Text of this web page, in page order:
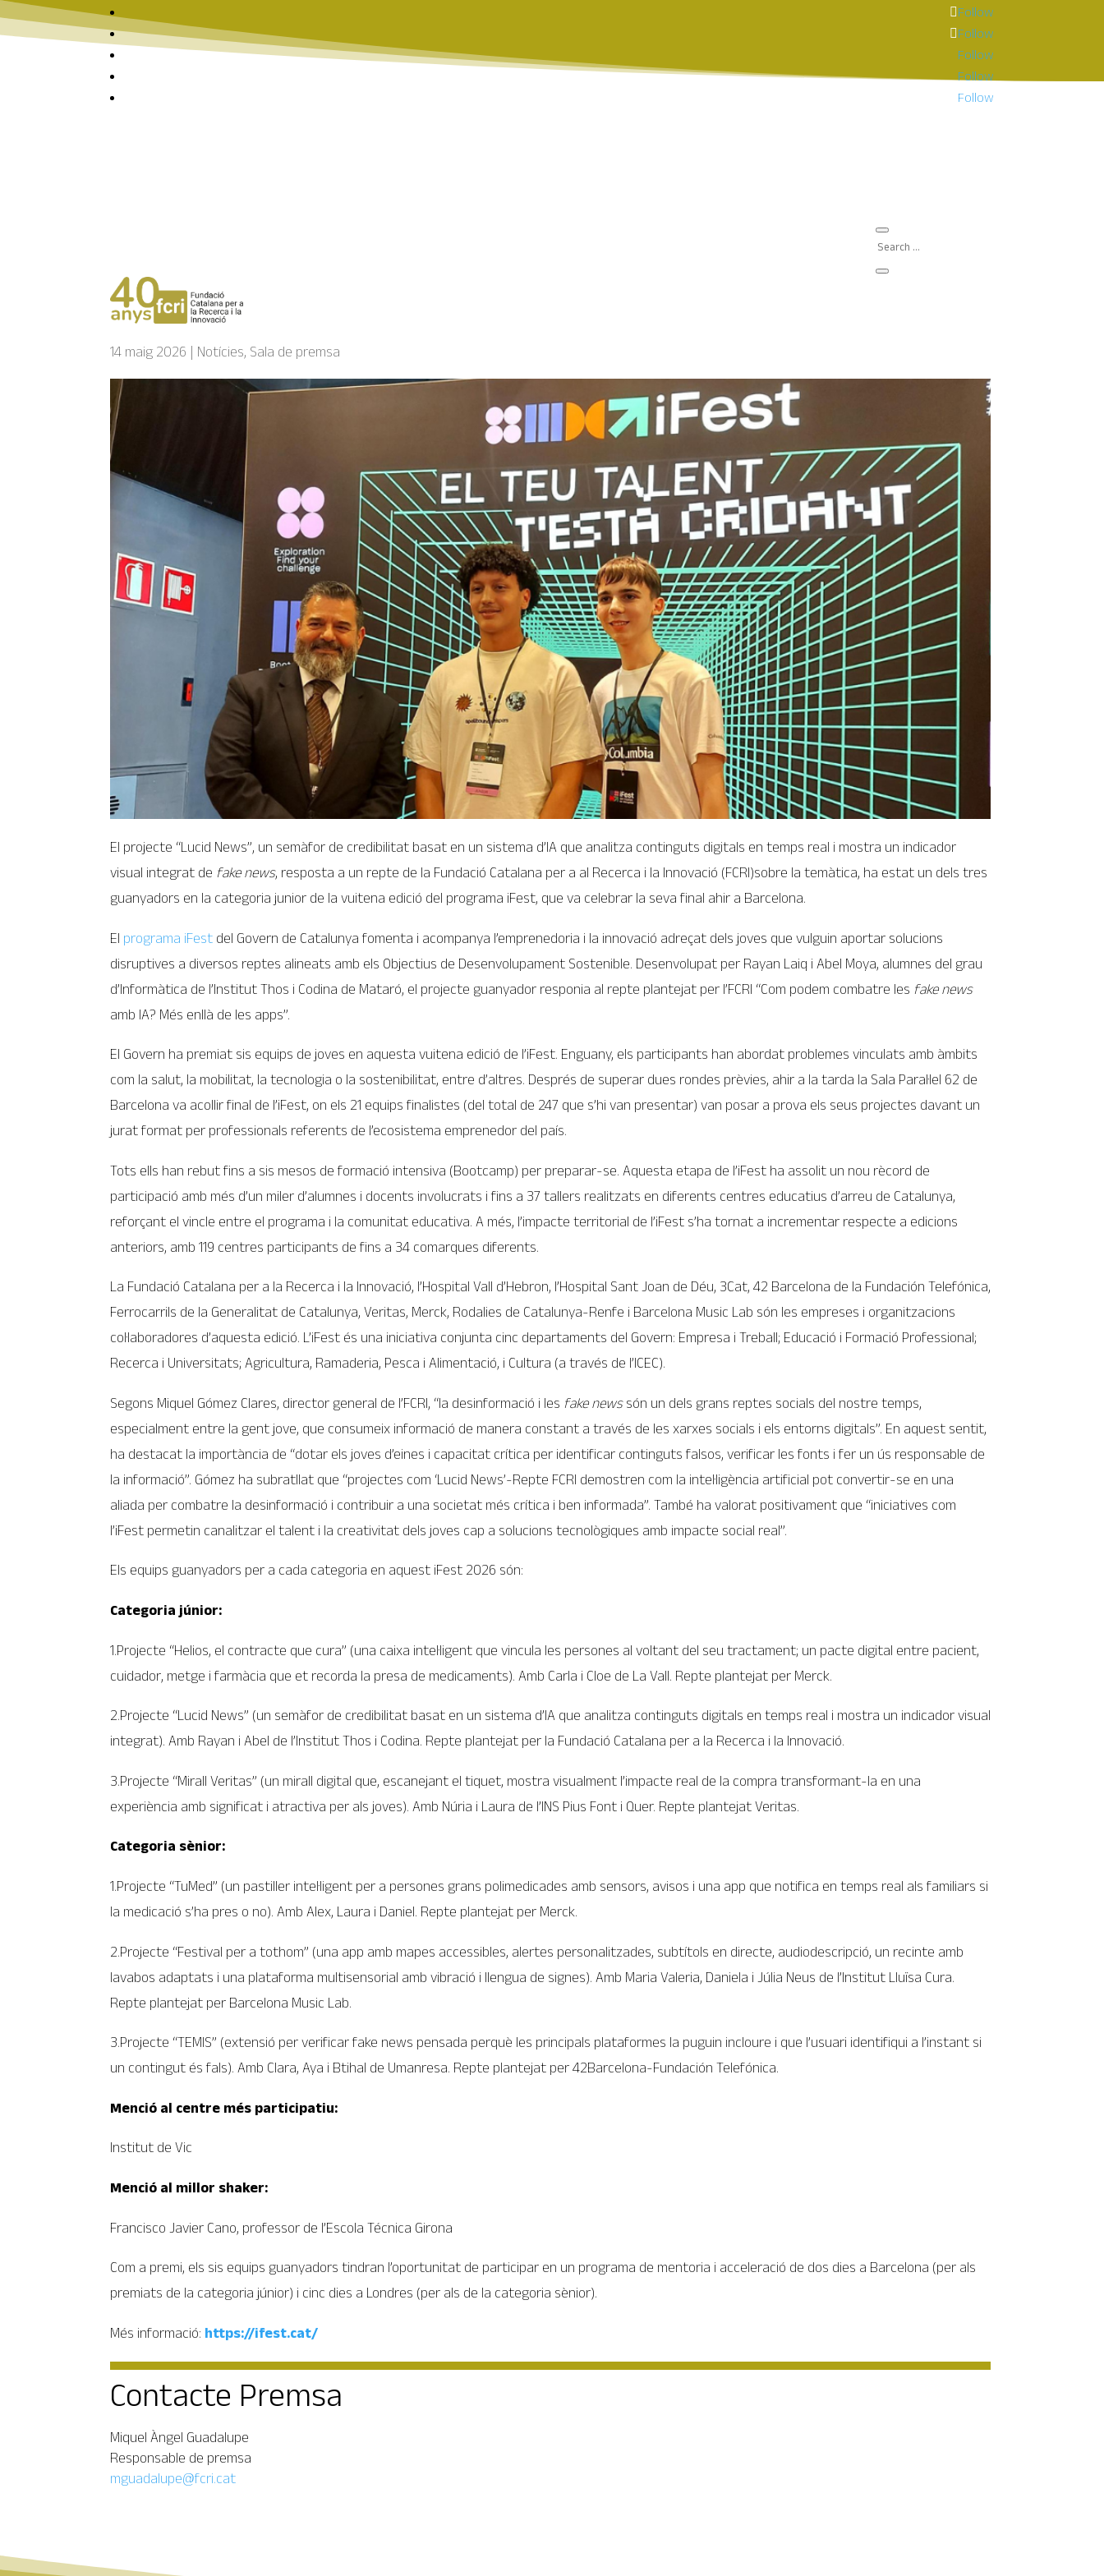
Follow
Follow
Follow
Follow
Follow
“Lucid News” – Repte FCRI, un model de detecció de notícies falses en temps real,
guanya l’iFest júnior
14 maig 2026 | Notícies, Sala de premsa
El projecte “Lucid News”, un semàfor de credibilitat basat en un sistema d’IA que analitza continguts digitals en temps real i mostra un indicador
visual integrat de fake news, resposta a un repte de la Fundació Catalana per a al Recerca i la Innovació (FCRI)sobre la temàtica, ha estat un dels tres
guanyadors en la categoria junior de la vuitena edició del programa iFest, que va celebrar la seva final ahir a Barcelona.
El programa iFest del Govern de Catalunya fomenta i acompanya l’emprenedoria i la innovació adreçat dels joves que vulguin aportar solucions
disruptives a diversos reptes alineats amb els Objectius de Desenvolupament Sostenible. Desenvolupat per Rayan Laiq i Abel Moya, alumnes del grau
d’Informàtica de l’Institut Thos i Codina de Mataró, el projecte guanyador responia al repte plantejat per l’FCRI “Com podem combatre les fake news
amb IA? Més enllà de les apps”.
El Govern ha premiat sis equips de joves en aquesta vuitena edició de l’iFest. Enguany, els participants han abordat problemes vinculats amb àmbits
com la salut, la mobilitat, la tecnologia o la sostenibilitat, entre d’altres. Després de superar dues rondes prèvies, ahir a la tarda la Sala Paral·lel 62 de
Barcelona va acollir final de l’iFest, on els 21 equips finalistes (del total de 247 que s’hi van presentar) van posar a prova els seus projectes davant un
jurat format per professionals referents de l’ecosistema emprenedor del país.
Tots ells han rebut fins a sis mesos de formació intensiva (Bootcamp) per preparar-se. Aquesta etapa de l’iFest ha assolit un nou rècord de
participació amb més d’un miler d’alumnes i docents involucrats i fins a 37 tallers realitzats en diferents centres educatius d’arreu de Catalunya,
reforçant el vincle entre el programa i la comunitat educativa. A més, l’impacte territorial de l’iFest s’ha tornat a incrementar respecte a edicions
anteriors, amb 119 centres participants de fins a 34 comarques diferents.
La Fundació Catalana per a la Recerca i la Innovació, l’Hospital Vall d’Hebron, l’Hospital Sant Joan de Déu, 3Cat, 42 Barcelona de la Fundación Telefónica,
Ferrocarrils de la Generalitat de Catalunya, Veritas, Merck, Rodalies de Catalunya-Renfe i Barcelona Music Lab són les empreses i organitzacions
col·laboradores d’aquesta edició. L’iFest és una iniciativa conjunta cinc departaments del Govern: Empresa i Treball; Educació i Formació Professional;
Recerca i Universitats; Agricultura, Ramaderia, Pesca i Alimentació, i Cultura (a través de l’ICEC).
Segons Miquel Gómez Clares, director general de l’FCRI, “la desinformació i les fake news són un dels grans reptes socials del nostre temps,
especialment entre la gent jove, que consumeix informació de manera constant a través de les xarxes socials i els entorns digitals”. En aquest sentit,
ha destacat la importància de “dotar els joves d’eines i capacitat crítica per identificar continguts falsos, verificar les fonts i fer un ús responsable de
la informació”. Gómez ha subratllat que “projectes com ‘Lucid News’-Repte FCRI demostren com la intel·ligència artificial pot convertir-se en una
aliada per combatre la desinformació i contribuir a una societat més crítica i ben informada”. També ha valorat positivament que “iniciatives com
l’iFest permetin canalitzar el talent i la creativitat dels joves cap a solucions tecnològiques amb impacte social real”.
Els equips guanyadors per a cada categoria en aquest iFest 2026 són:
Categoria júnior:
1.Projecte “Helios, el contracte que cura” (una caixa intel·ligent que vincula les persones al voltant del seu tractament; un pacte digital entre pacient,
cuidador, metge i farmàcia que et recorda la presa de medicaments). Amb Carla i Cloe de La Vall. Repte plantejat per Merck.
2.Projecte “Lucid News” (un semàfor de credibilitat basat en un sistema d’IA que analitza continguts digitals en temps real i mostra un indicador visual
integrat). Amb Rayan i Abel de l’Institut Thos i Codina. Repte plantejat per la Fundació Catalana per a la Recerca i la Innovació.
3.Projecte “Mirall Veritas” (un mirall digital que, escanejant el tiquet, mostra visualment l’impacte real de la compra transformant-la en una
experiència amb significat i atractiva per als joves). Amb Núria i Laura de l’INS Pius Font i Quer. Repte plantejat Veritas.
Categoria sènior:
1.Projecte “TuMed” (un pastiller intel·ligent per a persones grans polimedicades amb sensors, avisos i una app que notifica en temps real als familiars si
la medicació s’ha pres o no). Amb Alex, Laura i Daniel. Repte plantejat per Merck.
2.Projecte “Festival per a tothom” (una app amb mapes accessibles, alertes personalitzades, subtítols en directe, audiodescripció, un recinte amb
lavabos adaptats i una plataforma multisensorial amb vibració i llengua de signes). Amb Maria Valeria, Daniela i Júlia Neus de l’Institut Lluïsa Cura.
Repte plantejat per Barcelona Music Lab.
3.Projecte “TEMIS” (extensió per verificar fake news pensada perquè les principals plataformes la puguin incloure i que l’usuari identifiqui a l’instant si
un contingut és fals). Amb Clara, Aya i Btihal de Umanresa. Repte plantejat per 42Barcelona-Fundación Telefónica.
Menció al centre més participatiu:
Institut de Vic
Menció al millor shaker:
Francisco Javier Cano, professor de l’Escola Técnica Girona
Com a premi, els sis equips guanyadors tindran l’oportunitat de participar en un programa de mentoria i acceleració de dos dies a Barcelona (per als
premiats de la categoria júnior) i cinc dies a Londres (per als de la categoria sènior).
Més informació: https://ifest.cat/
Contacte Premsa
Miquel Àngel Guadalupe
Responsable de premsa
mguadalupe@fcri.cat